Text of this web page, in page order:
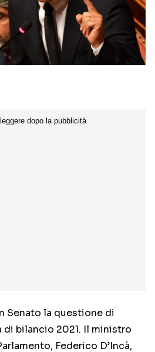
Senato la questione di
di bilancio 2021. Il ministro
Federico D’Incà,